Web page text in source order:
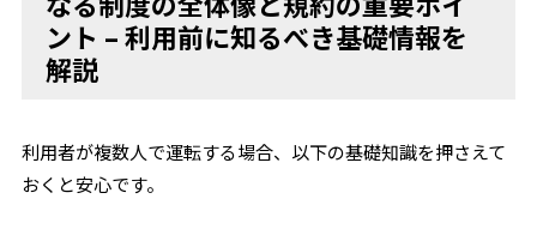
ント – 利用前に知るべき基礎情報を
解説
利用者が複数人で運転する場合、以下の基礎知識を押さえて
おくと安心です。